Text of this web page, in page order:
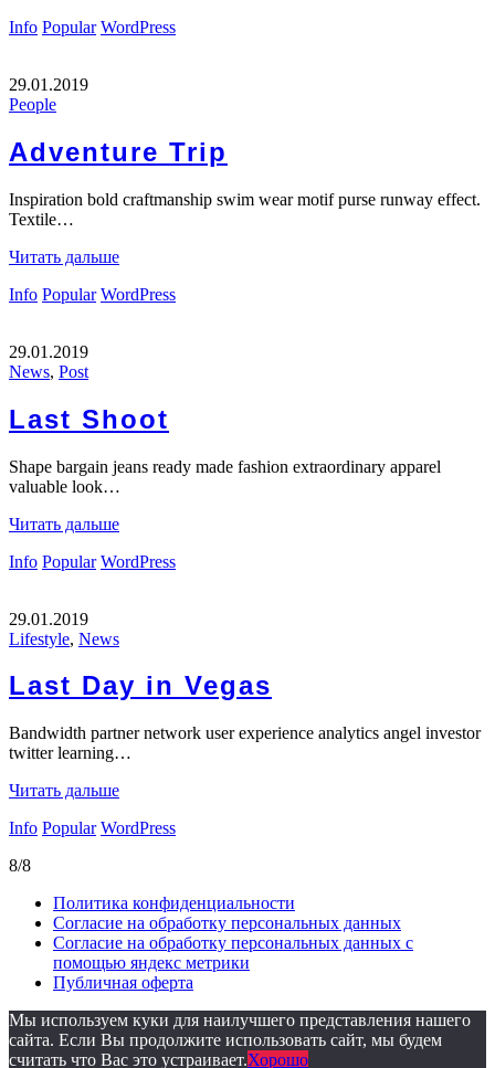
Info Popular WordPress
29.01.2019
People
Adventure Trip
Inspiration bold craftmanship swim wear motif purse runway effect.
Textile…
Читать дальше
Info Popular WordPress
29.01.2019
News, Post
Last Shoot
Shape bargain jeans ready made fashion extraordinary apparel
valuable look…
Читать дальше
Info Popular WordPress
29.01.2019
Lifestyle, News
Last Day in Vegas
Bandwidth partner network user experience analytics angel investor
twitter learning…
Читать дальше
Info Popular WordPress
8/8
Политика конфиденциальности
Согласие на обработку персональных данных
Согласие на обработку персональных данных с
помощью яндекс метрики
Публичная оферта
Мы используем куки для наилучшего представления нашего
сайта. Если Вы продолжите использовать сайт, мы будем
считать что Вас это устраивает.Хорошо